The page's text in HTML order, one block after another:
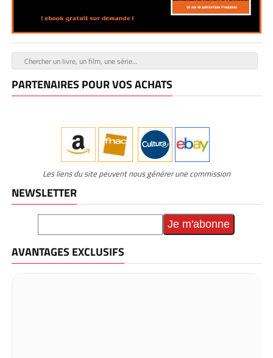
PARTENAIRES POUR VOS ACHATS
Les liens du site peuvent nous générer une commission
NEWSLETTER
AVANTAGES EXCLUSIFS